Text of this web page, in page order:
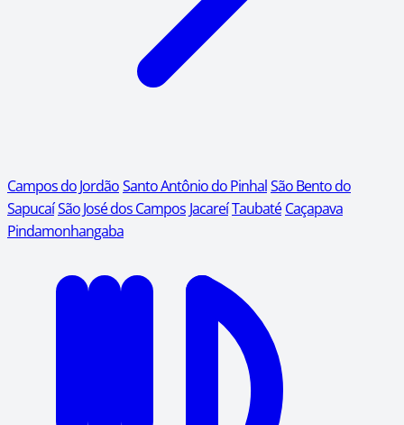
Campos do JordãoSanto Antônio do PinhalSão Bento do
SapucaíSão José dos Campos JacareíTaubaté Caçapava
Pindamonhangaba